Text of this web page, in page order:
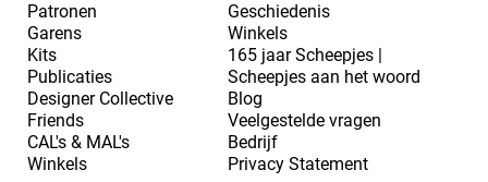
Patronen
Garens
Kits
Publicaties
Designer Collective
Friends
CAL's & MAL's
Winkels
Geschiedenis
Winkels
165 jaar Scheepjes |
Scheepjes aan het woord
Blog
Veelgestelde vragen
Bedrijf
Privacy Statement